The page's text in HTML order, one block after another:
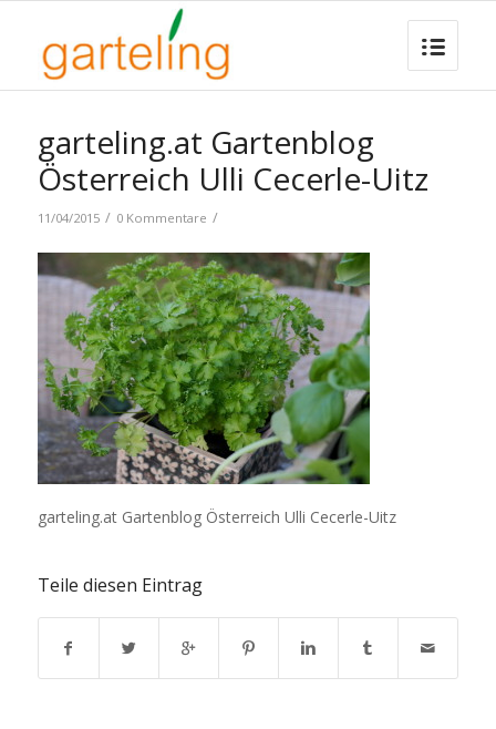
garteling.at Gartenblog
Österreich Ulli Cecerle-Uitz
11/04/2015 / 0 Kommentare /
garteling.at Gartenblog Österreich Ulli Cecerle-Uitz
Teile diesen Eintrag